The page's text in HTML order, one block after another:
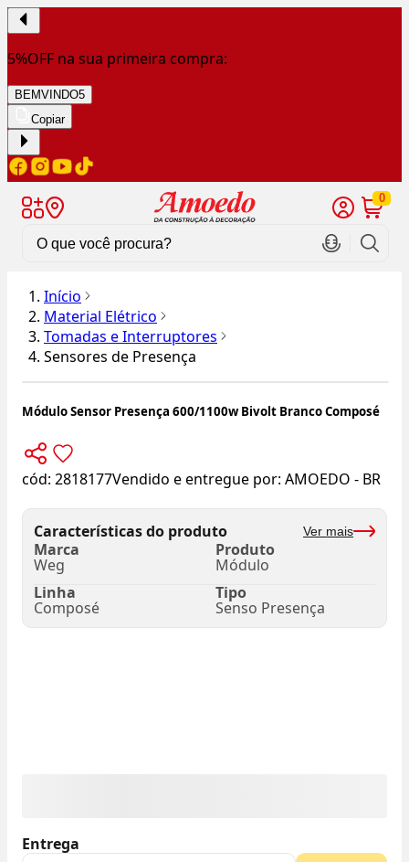
5%OFF na sua primeira compra:
BEMVINDO5
Copiar
0
Início
Material Elétrico
Tomadas e Interruptores
Sensores de Presença
Módulo Sensor Presença 600/1100w Bivolt Branco Composé
cód: 2818177Vendido e entregue por: AMOEDO - BR
Características do produto Ver mais
Marca
Weg
Produto
Módulo
Linha
Composé
Tipo
Senso Presença
Entrega